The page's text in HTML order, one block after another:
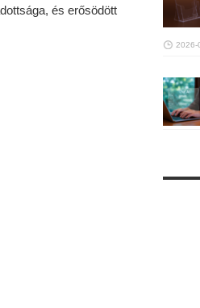
és erősödött
2026-